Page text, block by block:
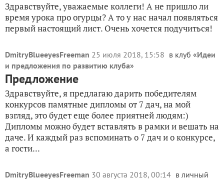
Здравствуйте, уважаемые коллеги! А не пришло ли
время урока про огурцы? А то у нас начал появляться
первый настоящий лист. Очень хочется подучиться!
DmitryBlueeyesFreeman 25 июля 2018, 15:58 в клуб «Идеи
и предложения по развитию клуба»
Предложение
Здравствуйте, я предлагаю дарить победителям
конкурсов памятные дипломы от 7 дач, на мой
взгляд, это будет еще более приятней людям:)
Дипломы можно будет вставлять в рамки и вешать на
даче. И каждый раз вспоминать о 7 дач и о конкурсе,
а гости...
DmitryBlueeyesFreeman 30 августа 2018, 00:14 в личный